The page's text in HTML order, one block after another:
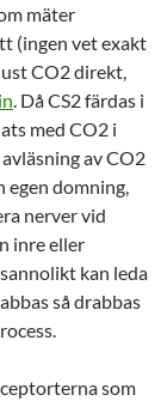
mäter
(ingen vet exakt
CO2 direkt,
. Då CS2 färdas i
med CO2 i
av CO2
egen domning,
nerver vid
inre eller
kan leda
så drabbas
som